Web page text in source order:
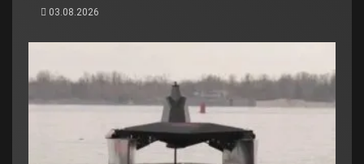
03.08.2026